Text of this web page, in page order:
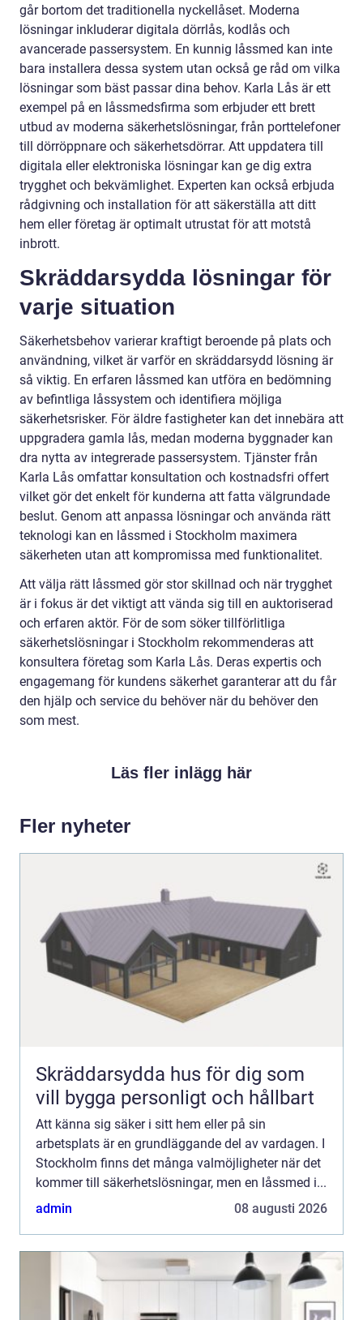
går bortom det traditionella nyckellåset. Moderna
lösningar inkluderar digitala dörrlås, kodlås och
avancerade passersystem. En kunnig låssmed kan inte
bara installera dessa system utan också ge råd om vilka
lösningar som bäst passar dina behov. Karla Lås är ett
exempel på en låssmedsfirma som erbjuder ett brett
utbud av moderna säkerhetslösningar, från porttelefoner
till dörröppnare och säkerhetsdörrar. Att uppdatera till
digitala eller elektroniska lösningar kan ge dig extra
trygghet och bekvämlighet. Experten kan också erbjuda
rådgivning och installation för att säkerställa att ditt
hem eller företag är optimalt utrustat för att motstå
inbrott.
Skräddarsydda lösningar för
varje situation
Säkerhetsbehov varierar kraftigt beroende på plats och
användning, vilket är varför en skräddarsydd lösning är
så viktig. En erfaren låssmed kan utföra en bedömning
av befintliga låssystem och identifiera möjliga
säkerhetsrisker. För äldre fastigheter kan det innebära att
uppgradera gamla lås, medan moderna byggnader kan
dra nytta av integrerade passersystem. Tjänster från
Karla Lås omfattar konsultation och kostnadsfri offert
vilket gör det enkelt för kunderna att fatta välgrundade
beslut. Genom att anpassa lösningar och använda rätt
teknologi kan en låssmed i Stockholm maximera
säkerheten utan att kompromissa med funktionalitet.
Att välja rätt låssmed gör stor skillnad och när trygghet
är i fokus är det viktigt att vända sig till en auktoriserad
och erfaren aktör. För de som söker tillförlitliga
säkerhetslösningar i Stockholm rekommenderas att
konsultera företag som Karla Lås. Deras expertis och
engagemang för kundens säkerhet garanterar att du får
den hjälp och service du behöver när du behöver den
som mest.
Läs fler inlägg här
Fler nyheter
Skräddarsydda hus för dig som
vill bygga personligt och hållbart
Att känna sig säker i sitt hem eller på sin
arbetsplats är en grundläggande del av vardagen. I
Stockholm finns det många valmöjligheter när det
kommer till säkerhetslösningar, men en låssmed i...
admin
08 augusti 2026